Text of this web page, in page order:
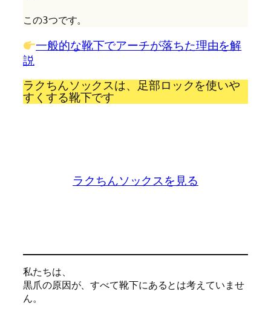
この3つです。
一般的な靴下でアーチが落ちた理由を解
説
ラクちんソックスは、足部ロックを使いや
すくする靴下です
ラクちんソックスを見る
私たちは、
黒爪の原因が、すべて靴下にあるとは考えていませ
ん。